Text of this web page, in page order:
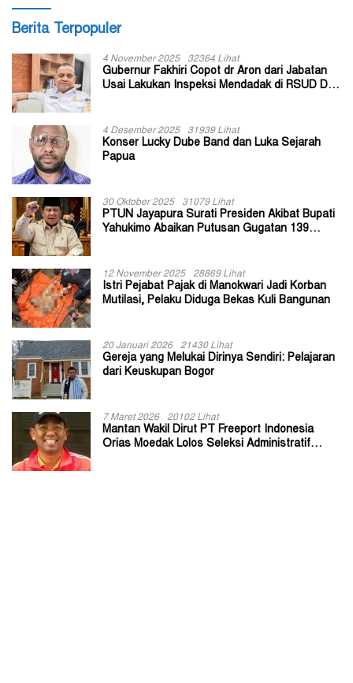
Berita Terpopuler
4 November 2025 32364 Lihat
Gubernur Fakhiri Copot dr Aron dari Jabatan
Usai Lakukan Inspeksi Mendadak di RSUD Dok
4 Desember 2025 31939 Lihat
Konser Lucky Dube Band dan Luka Sejarah
Papua
30 Oktober 2025 31079 Lihat
PTUN Jayapura Surati Presiden Akibat Bupati
Yahukimo Abaikan Putusan Gugatan 139
12 November 2025 28869 Lihat
Istri Pejabat Pajak di Manokwari Jadi Korban
Mutilasi, Pelaku Diduga Bekas Kuli Bangunan
20 Januari 2026 21430 Lihat
Gereja yang Melukai Dirinya Sendiri: Pelajaran
dari Keuskupan Bogor
7 Maret 2026 20102 Lihat
Mantan Wakil Dirut PT Freeport Indonesia
Orias Moedak Lolos Seleksi Administratif